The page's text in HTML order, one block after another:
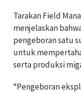
Tarakan Field
menjelaskan
pengeboran satu
untuk
serta produksi
“Pengeboran